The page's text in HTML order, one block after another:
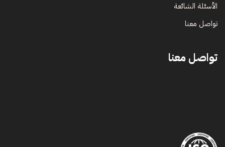
الأسئلة الشائعة
تواصل معنا
تواصل معنا